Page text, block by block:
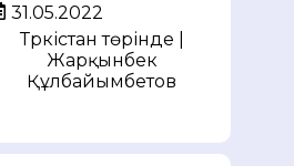
31.05.2022
Түркістан төрінде |
Жарқынбек
Құлбайымбетов